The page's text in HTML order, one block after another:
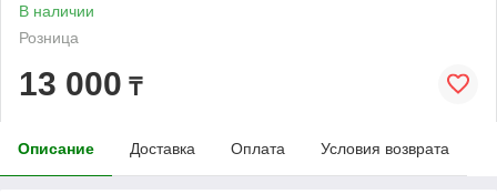
В наличии
Розница
13 000 ₸
Описание Доставка Оплата Условия возврата